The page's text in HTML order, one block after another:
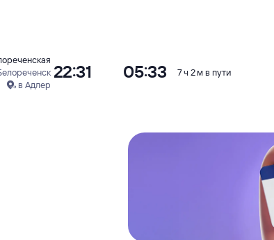
в Адлер
22:31 05:33 7 ч 2 м в пути